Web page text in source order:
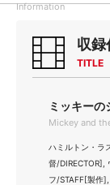
Information
収録
TITLE
ミッキー
Mickey and
ハミルトン・ラ
督/DIRECTOR],
フ/STAFF[製作